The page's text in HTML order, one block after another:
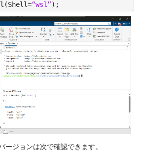
“wsl”);
ージョンは次で確認できます。